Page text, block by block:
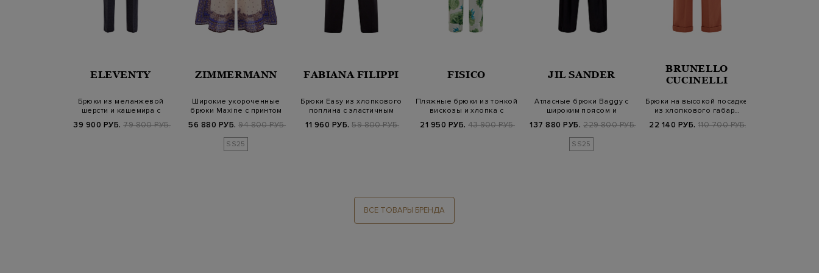
ELEVENTY
Брюки из меланжевой
шерсти и кашемира с
39 900 РУБ. 79 800 РУБ.
ZIMMERMANN
Широкие укороченные
брюки Maxine с принтом
56 880 РУБ. 94 800 РУБ.
SS25
FABIANA FILIPPI
Брюки Easy из хлопкового
поплина с эластичным
11 960 РУБ. 59 800 РУБ.
FISICO
Пляжные брюки из тонкой
вискозы и хлопка с
21 950 РУБ. 43 900 РУБ.
JIL SANDER
Атласные брюки Baggy с
широким поясом и
137 880 РУБ. 229 800 РУБ.
SS25
BRUNELLO
CUCINELLI
Брюки на высокой посадке
из хлопкового габар…
22 140 РУБ. 110 700 РУБ.
ВСЕ ТОВАРЫ БРЕНДА